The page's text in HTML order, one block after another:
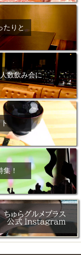
たりと
数飲み会に
！